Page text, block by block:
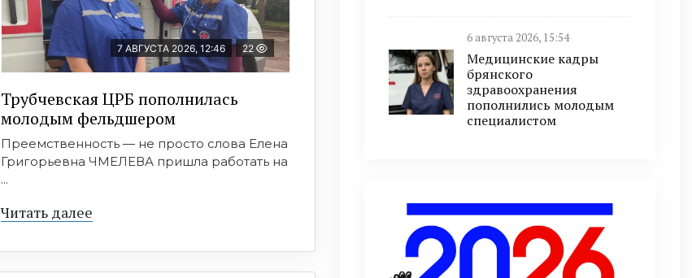
7 АВГУСТА 2026, 12:46 22
Трубчевская ЦРБ пополнилась
молодым фельдшером
Преемственность — не просто слова Елена
Григорьевна ЧМЕЛЕВА пришла работать на
...
Читать далее
6 августа 2026, 15:54
Медицинские кадры
брянского
здравоохранения
пополнились молодым
специалистом